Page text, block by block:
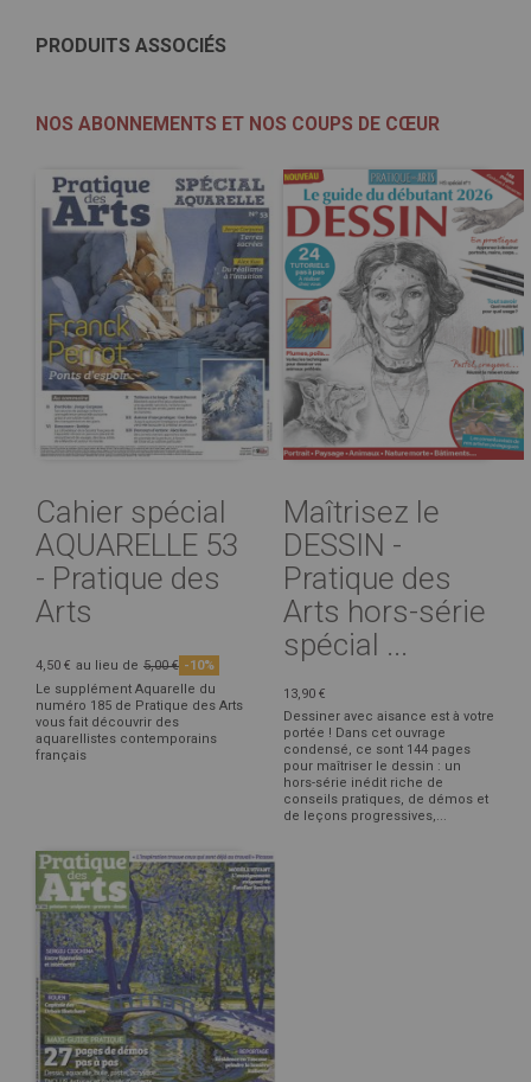
PRODUITS ASSOCIÉS
NOS ABONNEMENTS ET NOS COUPS DE CŒUR
Cahier spécial
AQUARELLE 53
- Pratique des
Arts
4,50 € au lieu de 5,00 € -10%
Le supplément Aquarelle du
numéro 185 de Pratique des Arts
vous fait découvrir des
aquarellistes contemporains
français
Maîtrisez le
DESSIN -
Pratique des
Arts hors-série
spécial ...
13,90 €
Dessiner avec aisance est à votre
portée ! Dans cet ouvrage
condensé, ce sont 144 pages
pour maîtriser le dessin : un
hors-série inédit riche de
conseils pratiques, de démos et
de leçons progressives,...